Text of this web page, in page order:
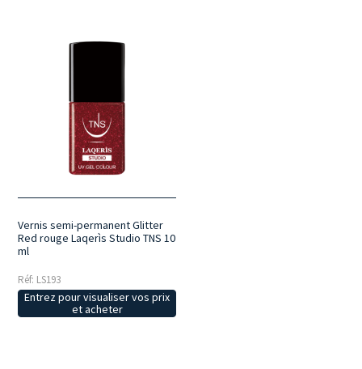
Vernis semi-permanent Glitter
Red rouge Laqerìs Studio TNS 10
ml
Réf: LS193
Entrez pour visualiser vos prix
et acheter